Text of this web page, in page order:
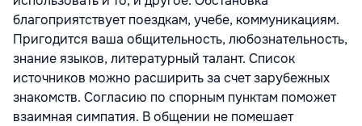
благоприятствует поездкам, учебе, коммуникациям.
Пригодится ваша общительность, любознательность,
знание языков, литературный талант. Список
источников можно расширить за счет зарубежных
знакомств. Согласию по спорным пунктам поможет
взаимная симпатия. В общении не помешает